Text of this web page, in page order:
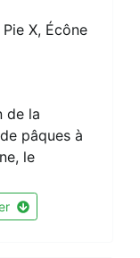
X, Écône
de la
pâques à
le